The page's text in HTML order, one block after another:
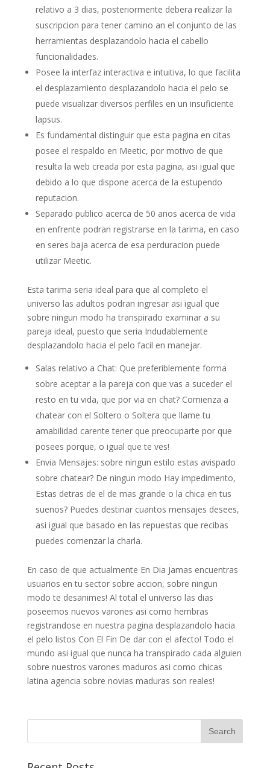
relativo a 3 dias, posteriormente debera realizar la
suscripcion para tener camino an el conjunto de las
herramientas desplazandolo hacia el cabello
funcionalidades.
Posee la interfaz interactiva e intuitiva, lo que facilita
el desplazamiento desplazandolo hacia el pelo se
puede visualizar diversos perfiles en un insuficiente
lapsus.
Es fundamental distinguir que esta pagina en citas
posee el respaldo en Meetic, por motivo de que
resulta la web creada por esta pagina, asi igual que
debido a lo que dispone acerca de la estupendo
reputacion.
Separado publico acerca de 50 anos acerca de vida
en enfrente podran registrarse en la tarima, en caso
en seres baja acerca de esa perduracion puede
utilizar Meetic.
Esta tarima seria ideal para que al completo el
universo las adultos podran ingresar asi igual que
sobre ningun modo ha transpirado examinar a su
pareja ideal, puesto que seria Indudablemente
desplazandolo hacia el pelo facil en manejar.
Salas relativo a Chat: Que preferiblemente forma
sobre aceptar a la pareja con que vas a suceder el
resto en tu vida, que por via en chat? Comienza a
chatear con el Soltero o Soltera que llame tu
amabilidad carente tener que preocuparte por que
posees porque, o igual que te ves!
Envia Mensajes: sobre ningun estilo estas avispado
sobre chatear? De ningun modo Hay impedimento,
Estas detras de el de mas grande o la chica en tus
suenos? Puedes destinar cuantos mensajes desees,
asi igual que basado en las repuestas que recibas
puedes comenzar la charla.
En caso de que actualmente En Dia Jamas encuentras
usuarios en tu sector sobre accion, sobre ningun
modo te desanimes! Al total el universo las dias
poseemos nuevos varones asi como hembras
registrandose en nuestra pagina desplazandolo hacia
el pelo listos Con El Fin De dar con el afecto! Todo el
mundo asi igual que nunca ha transpirado cada alguien
sobre nuestros varones maduros asi como chicas
latina agencia sobre novias maduras son reales!